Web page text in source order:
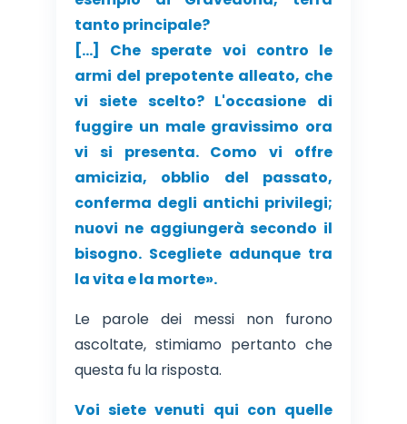
tanto principale?
[…] Che sperate voi contro le
armi del prepotente alleato, che
vi siete scelto? L'occasione di
fuggire un male gravissimo ora
vi si presenta. Como vi offre
amicizia, obblio del passato,
conferma degli antichi privilegi;
nuovi ne aggiungerà secondo il
bisogno. Scegliete adunque tra
la vita e la morte».
Le parole dei messi non furono
ascoltate, stimiamo pertanto che
questa fu la risposta.
Voi siete venuti qui con quelle